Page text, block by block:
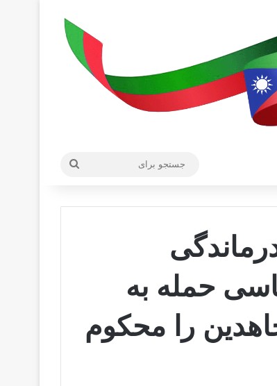
حمله به
را محکوم